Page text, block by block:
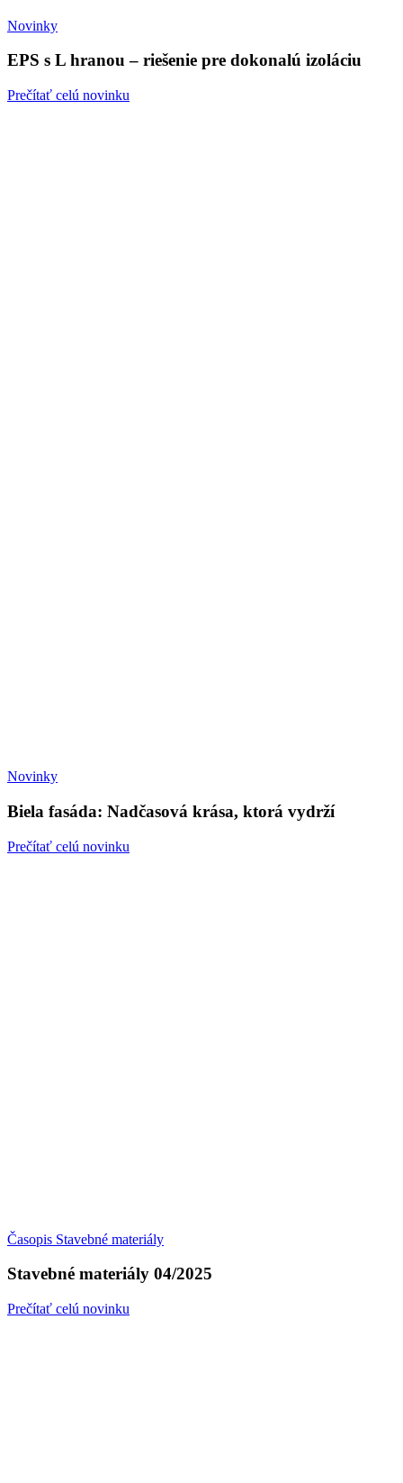
Novinky
EPS s L hranou – riešenie pre dokonalú izoláciu
Prečítať celú novinku
Novinky
Biela fasáda: Nadčasová krása, ktorá vydrží
Prečítať celú novinku
Časopis Stavebné materiály
Stavebné materiály 04/2025
Prečítať celú novinku